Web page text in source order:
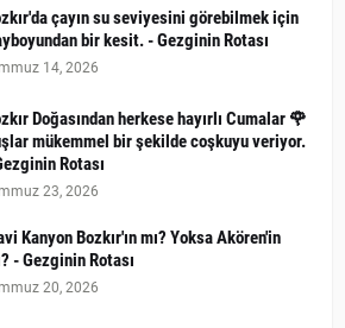
çayın su seviyesini görebilmek için
bir kesit. - Gezginin Rotası
14, 2026
Doğasından herkese hayırlı Cumalar 🌹
mükemmel bir şekilde coşkuyu veriyor.
Rotası
23, 2026
Kanyon Bozkır'ın mı? Yoksa Akören'in
- Gezginin Rotası
20, 2026